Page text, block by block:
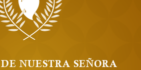
NUESTRA SEÑORA